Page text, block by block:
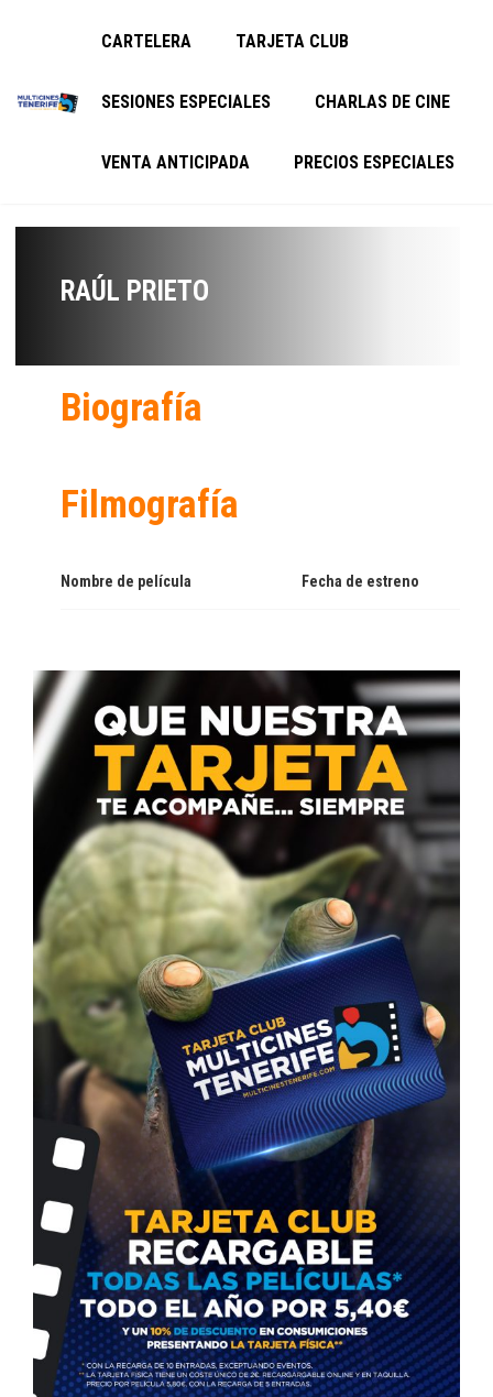
CARTELERA TARJETA CLUB
SESIONES ESPECIALES CHARLAS DE CINE
VENTA ANTICIPADA PRECIOS ESPECIALES
RAÚL PRIETO
Biografía
Filmografía
Nombre de película Fecha de estreno